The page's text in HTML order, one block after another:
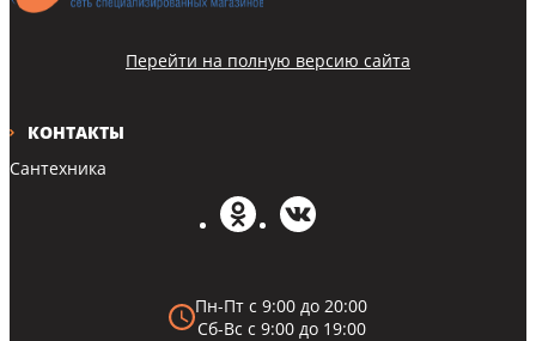
КОНТАКТЫ
Сантехника
Пн-Пт с 9:00 до 20:00
Сб-Вс с 9:00 до 19:00
Перейти на полную версию сайта